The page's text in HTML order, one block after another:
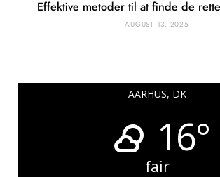
Effektive metoder til at finde de
AUGUST 13, 2025
AARHUS, DK
16°
fair